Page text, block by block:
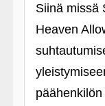
Siinä missä
Heaven